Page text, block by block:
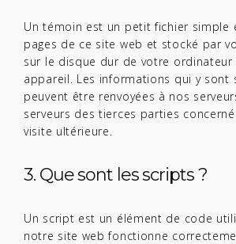
Un témoin est un petit fichier simple
pages de ce site web et stocké par
sur le disque dur de votre ordinateur
appareil. Les informations qui y sont
peuvent être renvoyées à nos
serveurs des tierces parties
visite ultérieure.
3. Que sont les scripts ?
Un script est un élément de code
notre site web fonctionne